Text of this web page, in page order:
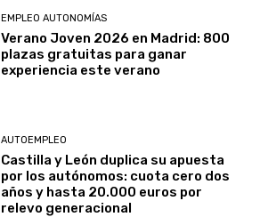
EMPLEO AUTONOMÍAS
Verano Joven 2026 en Madrid: 800
plazas gratuitas para ganar
experiencia este verano
AUTOEMPLEO
Castilla y León duplica su apuesta
por los autónomos: cuota cero dos
años y hasta 20.000 euros por
relevo generacional